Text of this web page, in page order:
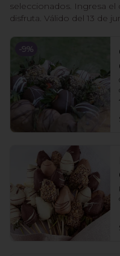
seleccionados. Ingresa
disfruta. Válido del 13 de
-9%